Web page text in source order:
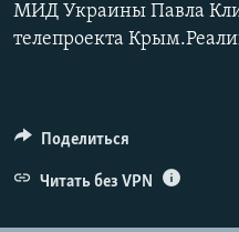
МИД Украины Павла
телепроекта
Поделиться
Читать без VPN